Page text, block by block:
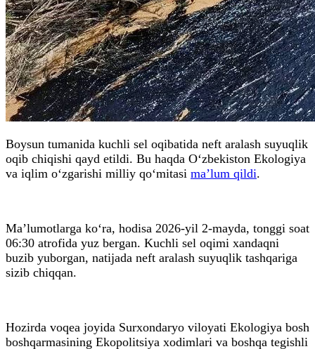
Boysun tumanida kuchli sel oqibatida neft aralash suyuqlik
oqib chiqishi qayd etildi. Bu haqda O‘zbekiston Ekologiya
va iqlim o‘zgarishi milliy qo‘mitasi ma’lum qildi.
Ma’lumotlarga ko‘ra, hodisa 2026-yil 2-mayda, tonggi soat
06:30 atrofida yuz bergan. Kuchli sel oqimi xandaqni
buzib yuborgan, natijada neft aralash suyuqlik tashqariga
sizib chiqqan.
Hozirda voqea joyida Surxondaryo viloyati Ekologiya bosh
boshqarmasining Ekopolitsiya xodimlari va boshqa tegishli